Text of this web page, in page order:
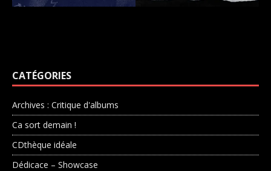
CATÉGORIES
Archives : Critique d'albums
Ca sort demain !
CDthèque idéale
Dédicace – Showcase